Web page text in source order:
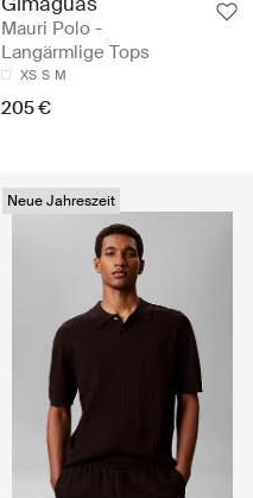
Mauri Polo -
Langärmlige Tops
XS S M
205 €
Neue Jahreszeit